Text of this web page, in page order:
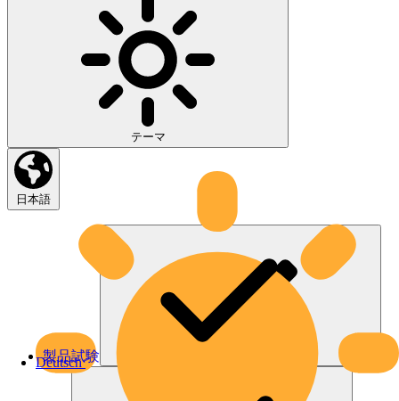
テーマ
日本語
Deutsch
製品試験